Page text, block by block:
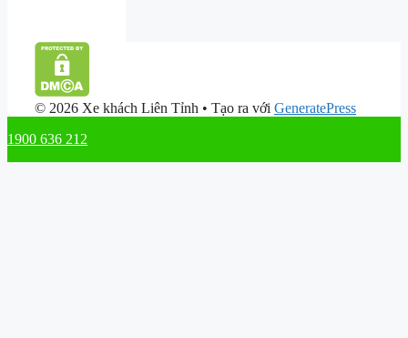
© 2026 Xe khách Liên Tỉnh • Tạo ra với GeneratePress
1900 636 212